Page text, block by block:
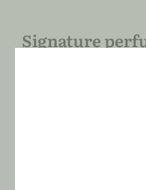
Signature